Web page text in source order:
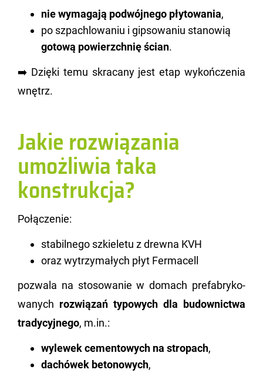
nie wymagają podwójnego płytowania,
po szpachlowaniu i gipsowaniu stanowią
gotową powierzchnię ścian.
➡️ Dzię­ki temu skra­ca­ny jest etap wy­koń­cze­nia
wnętrz.
Jakie rozwiązania
umożliwia taka
konstrukcja?
Po­łą­cze­nie:
stabilnego szkieletu z drewna KVH
oraz wytrzymałych płyt Fermacell
po­zwa­la na sto­so­wa­nie w do­mach pre­fa­bry­ko­
wa­nych roz­wią­zań ty­po­wych dla bu­dow­nic­twa
tra­dy­cyj­ne­go, m.​in.:
wylewek cementowych na stropach,
dachówek betonowych,